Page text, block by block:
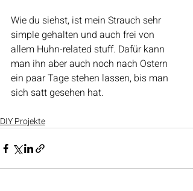
Wie du siehst, ist mein Strauch sehr
simple gehalten und auch frei von
allem Huhn-related stuff. Dafür kann
man ihn aber auch noch nach Ostern
ein paar Tage stehen lassen, bis man
sich satt gesehen hat.
DIY Projekte